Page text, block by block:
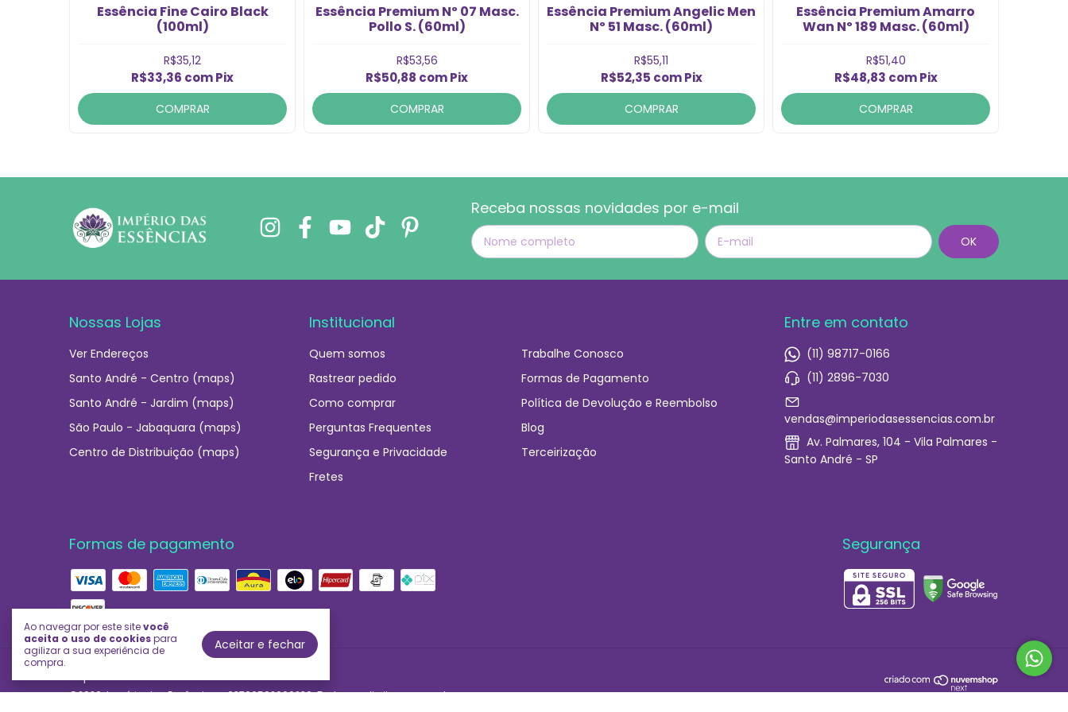
Ao navegar por este sitevocê
aceita o uso de cookiespara
agilizar a sua experiência de
compra.
Aceitar e fechar
Essência Fine Cairo Black
(100ml)
R$35,12
R$33,36 comPix
COMPRAR
Essência Premium Nº 07 Masc.
Pollo S. (60ml)
R$53,56
R$50,88 comPix
COMPRAR
Essência Premium Angelic Men
Nº 51 Masc. (60ml)
R$55,11
R$52,35 com Pix
COMPRAR
Essência Premium Amarro
Wan Nº 189 Masc. (60ml)
R$51,40
R$48,83 com Pix
COMPRAR
Receba nossas novidades por e-mail
Nossas Lojas
Ver Endereços
Santo André - Centro (maps)
Santo André - Jardim (maps)
São Paulo - Jabaquara (maps)
Centro de Distribuição (maps)
Institucional
Quem somos
Rastrear pedido
Como comprar
Perguntas Frequentes
Segurança e Privacidade
Fretes
Trabalhe Conosco
Formas de Pagamento
Política de Devolução e Reembolso
Blog
Terceirização
Entre em contato
(11) 98717-0166
(11) 2896-7030
vendas@imperiodasessencias.com.br
Av. Palmares, 104 - Vila Palmares -
Santo André - SP
Formas de pagamento Segurança
©2026. Império das Essências - 03706592000230. Todos os direitos reservados.